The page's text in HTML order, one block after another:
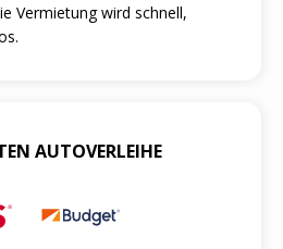
Vermietung wird schnell,
AUTOVERLEIHE